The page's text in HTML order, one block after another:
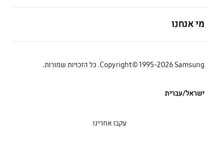
מי אנחנו
Copyright© 1995-2026 Samsung. כל הזכויות שמורות.
ישראל/עברית
עקבו אחרינו